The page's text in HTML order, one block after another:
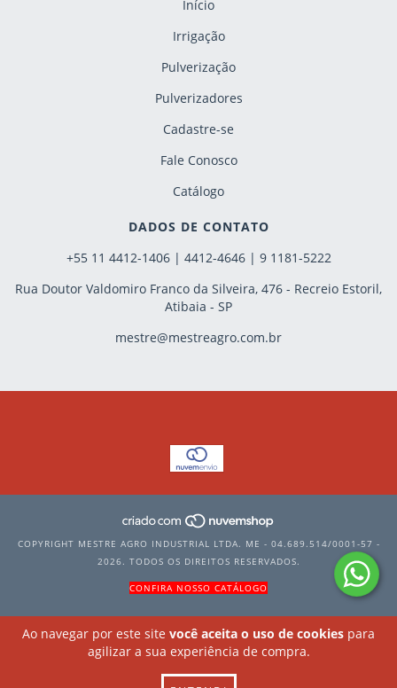
Ao navegar por este site você aceita o uso de cookies para
agilizar a sua experiência de compra.
Início
Irrigação
Pulverização
Pulverizadores
Cadastre-se
Fale Conosco
Catálogo
DADOS DE CONTATO
+55 11 4412-1406 | 4412-4646 | 9 1181-5222
Rua Doutor Valdomiro Franco da Silveira, 476 - Recreio Estoril,
Atibaia - SP
mestre@mestreagro.com.br
COPYRIGHT MESTRE AGRO INDUSTRIAL LTDA. ME - 04.689.514/0001-57 -
2026. TODOS OS DIREITOS RESERVADOS.
CONFIRA NOSSO CATÁLOGO